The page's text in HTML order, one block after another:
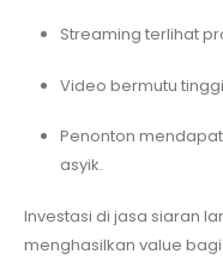
Streaming terlihat
Video bermutu
Penonton
asyik.
Investasi di jasa siaran
menghasilkan value